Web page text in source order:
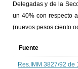
Delegadas y de la
un 40% con respecto
(nuevos pesos ciento
Fuente
Res.IMM 3827/92 de